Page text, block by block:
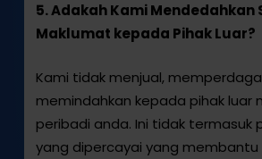
5. Adakah Kami Mendedahkan
Maklumat kepada Pihak Luar?
Kami tidak menjual,
memindahkan kepada pihak luar
peribadi anda. Ini tidak termasuk
yang dipercayai yang membantu